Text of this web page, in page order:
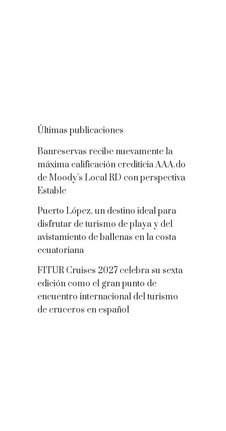
Últimas publicaciones
Banreservas recibe nuevamente la
máxima calificación crediticia AAA.do
de Moody’s Local RD con perspectiva
Estable
Puerto López, un destino ideal para
disfrutar de turismo de playa y del
avistamiento de ballenas en la costa
ecuatoriana
FITUR Cruises 2027 celebra su sexta
edición como el gran punto de
encuentro internacional del turismo
de cruceros en español